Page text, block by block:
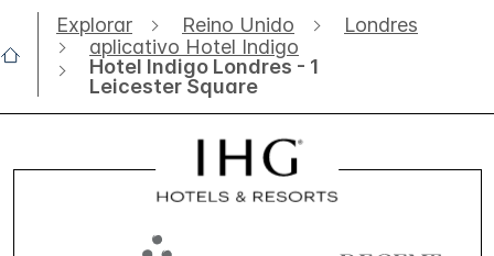
Explorar Reino Unido
Londres
aplicativo Hotel Indigo
Hotel Indigo Londres - 1
Leicester Square